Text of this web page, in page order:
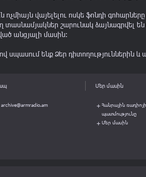
ոչմիայն վայելելու ոսկե ֆոնդի
շարունակ ձայնագրվել
անցյալի մասին:
սպասում ենք Ձեր դիտողություններին և
archive@armradio.am
Մեր մասին
Հանրային
պատմությունը
Մեր մասին